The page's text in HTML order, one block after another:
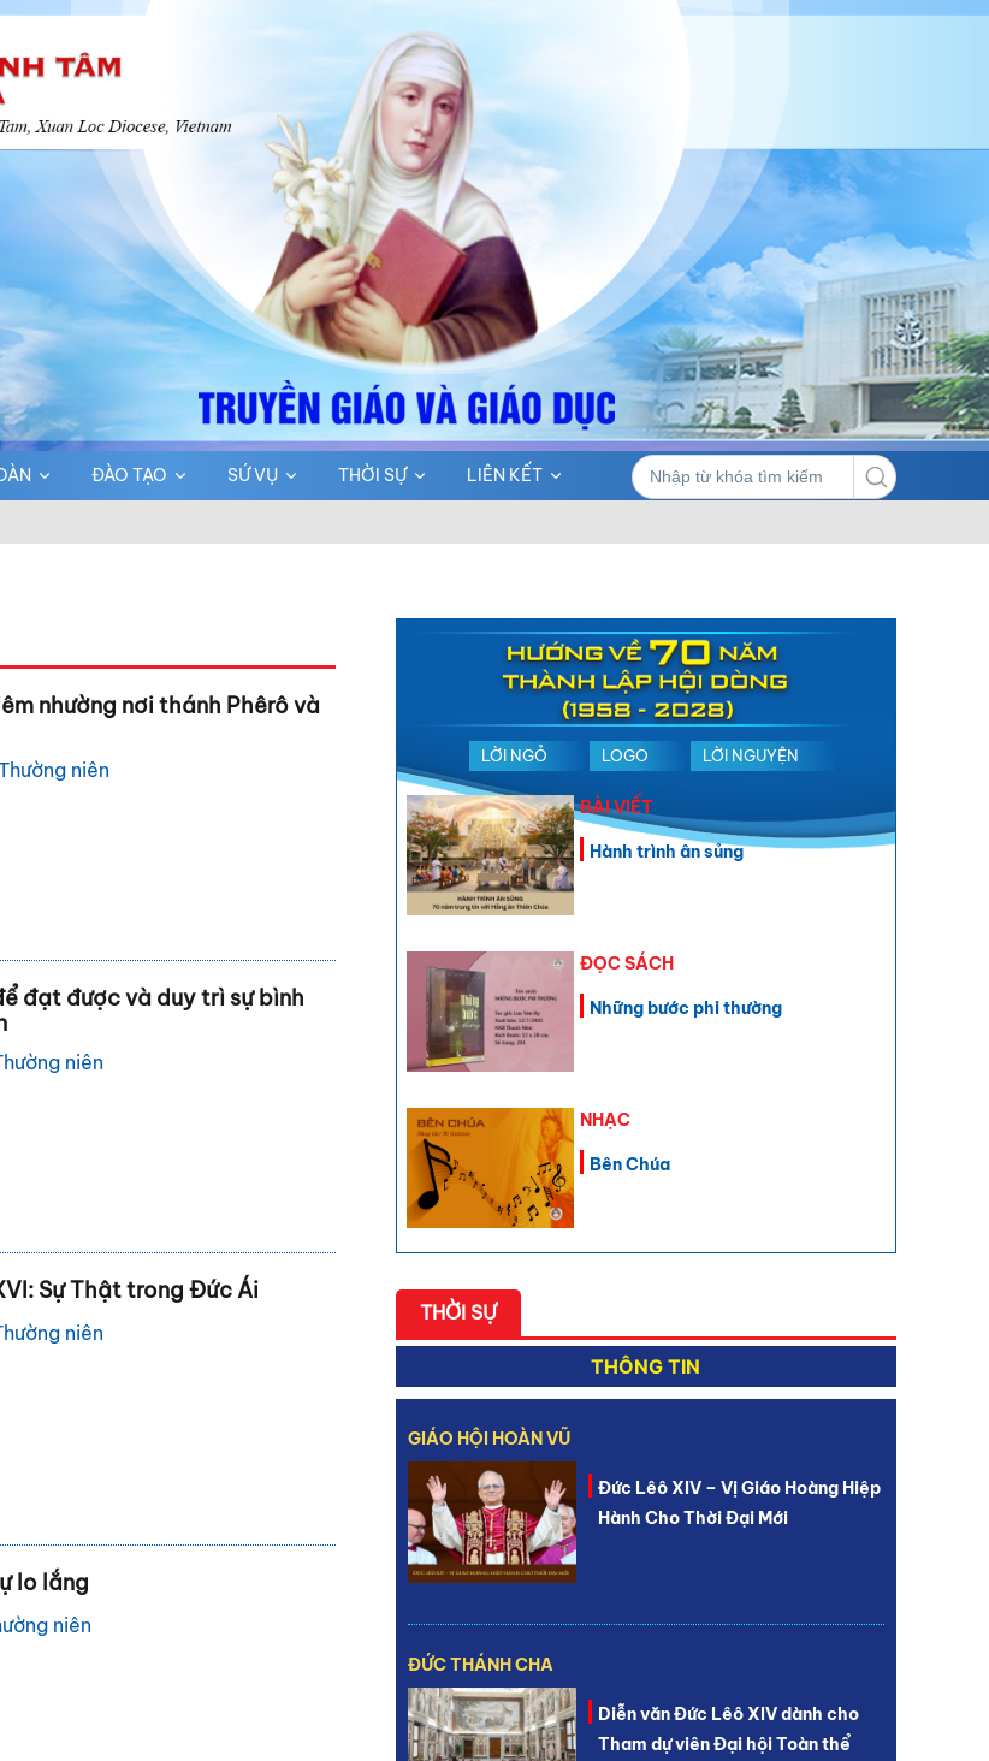
ĐÀO TẠO SỨ VỤ THỜI SỰ LIÊN KẾT
nhường nơi thánh Phêrô và
niên
đạt được và duy trì sự bình
niên
Sự Thật trong Đức Ái
niên
lo lắng
niên
LỜI NGỎ LOGO LỜI NGUYỆN
BÀI VIẾT
Hành trình ân sủng
ĐỌC SÁCH
Những bước phi thường
NHẠC
Bên Chúa
THỜI SỰ
THÔNG TIN
GIÁO HỘI HOÀN VŨ
Đức Lêô XIV – Vị Giáo Hoàng Hiệp
Hành Cho Thời Đại Mới
ĐỨC THÁNH CHA
Diễn văn Đức Lêô XIV dành cho
Tham dự viên Đại hội Toàn thể